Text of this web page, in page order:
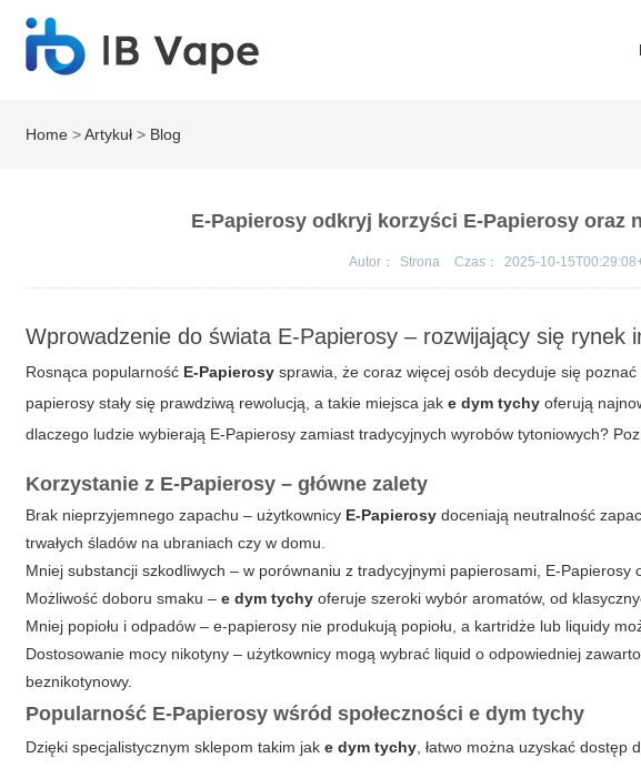
Home >Artykuł > Blog
E-Papierosy odkryj korzyści E-Papierosy oraz
Autor： Strona Czas： 2025-10-
Wprowadzenie do świata E-Papierosy – rozwijający się rynek
Rosnąca popularność E-Papierosy sprawia, że coraz więcej osób decyduje się
papierosy stały się prawdziwą rewolucją, a takie miejsca jake dym tychy oferują
dlaczego ludzie wybierają E-Papierosy zamiast tradycyjnych wyrobów tytoniowych?
Korzystanie z E-Papierosy – główne zalety
Brak nieprzyjemnego zapachu – użytkownicy E-Papierosy doceniają neutralność
trwałych śladów na ubraniach czy w domu.
Mniej substancji szkodliwych – w porównaniu z tradycyjnymi papierosami, E-Papierosy
Możliwość doboru smaku –e dym tychy oferuje szeroki wybór aromatów, od
Mniej popiołu i odpadów – e-papierosy nie produkują popiołu, a kartridże lub liquidy
Dostosowanie mocy nikotyny – użytkownicy mogą wybrać liquid o odpowiedniej
beznikotynowy.
Popularność E-Papierosy wśród społecznoście dym tychy
Dzięki specjalistycznym sklepom takim jake dym tychy , łatwo można uzyskać